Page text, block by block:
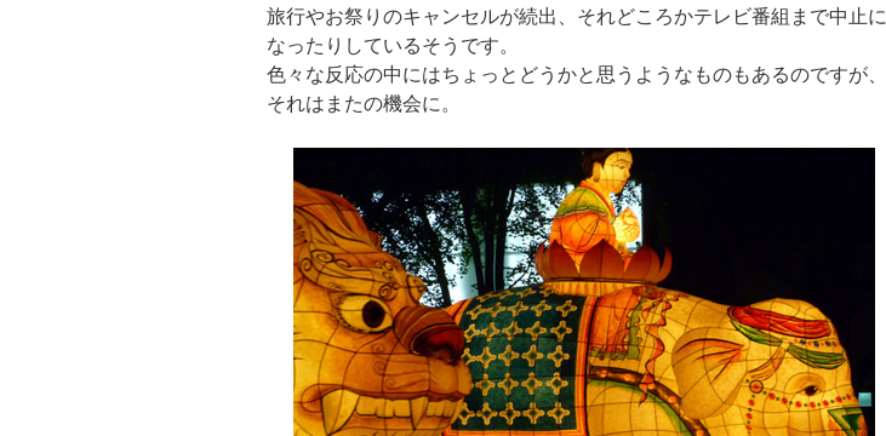
旅行やお祭りのキャンセルが続出、それどころかテレビ番組まで中止に
なったりしているそうです。
色々な反応の中にはちょっとどうかと思うようなものもあるのですが、
それはまたの機会に。